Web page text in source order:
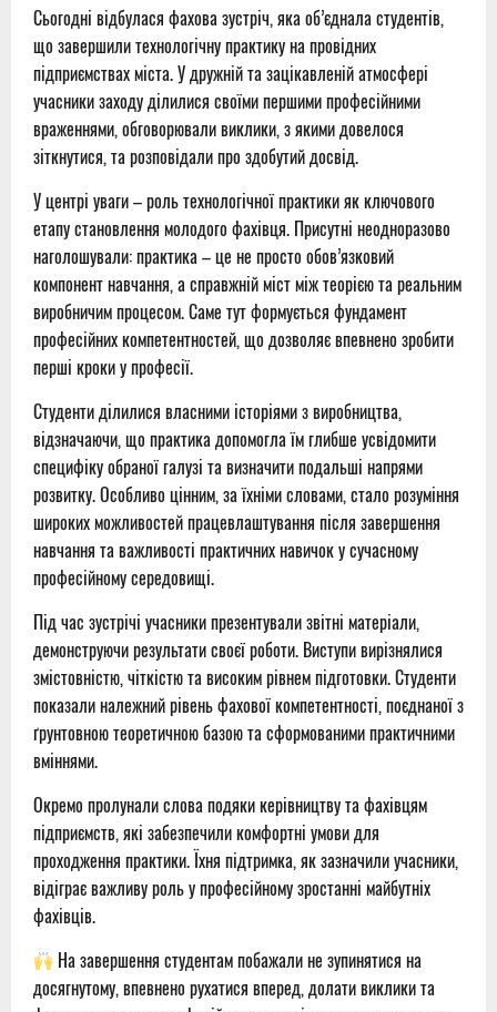
Сьогодні відбулася фахова зустріч, яка об’єднала студентів,
що завершили технологічну практику на провідних
підприємствах міста. У дружній та зацікавленій атмосфері
учасники заходу ділилися своїми першими професійними
враженнями, обговорювали виклики, з якими довелося
зіткнутися, та розповідали про здобутий досвід.
У центрі уваги – роль технологічної практики як ключового
етапу становлення молодого фахівця. Присутні неодноразово
наголошували: практика – це не просто обов’язковий
компонент навчання, а справжній міст між теорією та реальним
виробничим процесом. Саме тут формується фундамент
професійних компетентностей, що дозволяє впевнено зробити
перші кроки у професії.
Студенти ділилися власними історіями з виробництва,
відзначаючи, що практика допомогла їм глибше усвідомити
специфіку обраної галузі та визначити подальші напрями
розвитку. Особливо цінним, за їхніми словами, стало розуміння
широких можливостей працевлаштування після завершення
навчання та важливості практичних навичок у сучасному
професійному середовищі.
Під час зустрічі учасники презентували звітні матеріали,
демонструючи результати своєї роботи. Виступи вирізнялися
змістовністю, чіткістю та високим рівнем підготовки. Студенти
показали належний рівень фахової компетентності, поєднаної з
ґрунтовною теоретичною базою та сформованими практичними
вміннями.
Окремо пролунали слова подяки керівництву та фахівцям
підприємств, які забезпечили комфортні умови для
проходження практики. Їхня підтримка, як зазначили учасники,
відіграє важливу роль у професійному зростанні майбутніх
фахівців.
На завершення студентам побажали не зупинятися на
досягнутому, впевнено рухатися вперед, долати виклики та